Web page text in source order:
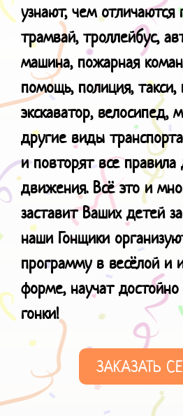
узнают, чем отличаются
трамвай, троллейбус,
машина, пожарная
помощь, полиция, такси,
экскаватор, велосипед,
другие виды
и повторят все
движения. Всё это и
заставит Ваших детей
наши Гонщики
программу в весёлой и
форме, научат
гонки!
ЗАКАЗАТЬ